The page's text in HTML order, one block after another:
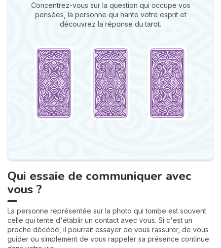
Concentrez-vous sur la question qui occupe vos
pensées, la personne qui hante votre esprit et
découvrez la réponse du tarot.
Qui essaie de communiquer avec
vous ?
La personne représentée sur la photo qui tombe est souvent
celle qui tente d'établir un contact avec vous. Si c'est un
proche décédé, il pourrait essayer de vous rassurer, de vous
guider ou simplement de vous rappeler sa présence continue